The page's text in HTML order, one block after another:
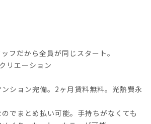
フだから全員が同じスタート。
リエーション
ンション完備。2ヶ月賃料無料。光熱費永
でまとめ払い可能。手持ちがなくても